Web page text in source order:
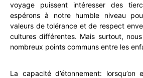
voyage puissent intéresser des
espérons à notre humble niveau
valeurs de tolérance et de respect
cultures différentes. Mais surtout,
nombreux points communs entre les
La capacité d’étonnement: lorsqu’on